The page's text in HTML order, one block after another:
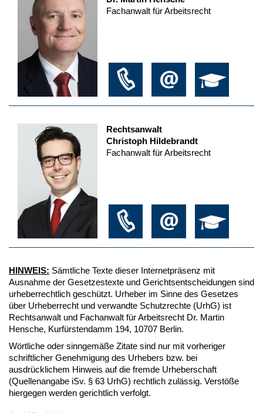
Fachanwalt für Arbeitsrecht
Rechtsanwalt
Christoph Hildebrandt
Fachanwalt für Arbeitsrecht
HINWEIS: Sämtliche Texte dieser Internetpräsenz mit
Ausnahme der Gesetzestexte und Gerichtsentscheidungen sind
urheberrechtlich geschützt. Urheber im Sinne des Gesetzes
über Urheberrecht und verwandte Schutzrechte (UrhG) ist
Rechtsanwalt und Fachanwalt für Arbeitsrecht Dr. Martin
Hensche, Kurfürstendamm 194, 10707 Berlin.
Wörtliche oder sinngemäße Zitate sind nur mit vorheriger
schriftlicher Genehmigung des Urhebers bzw. bei
ausdrücklichem Hinweis auf die fremde Urheberschaft
(Quellenangabe iSv. § 63 UrhG) rechtlich zulässig. Verstöße
hiergegen werden gerichtlich verfolgt.